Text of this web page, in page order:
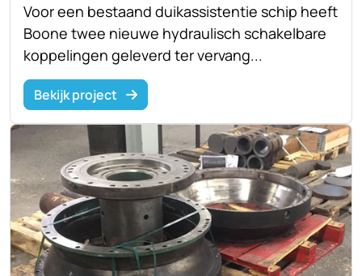
Voor een bestaand duikassistentie schip heeft
Boone twee nieuwe hydraulisch schakelbare
koppelingen geleverd ter vervang...
Bekijk project